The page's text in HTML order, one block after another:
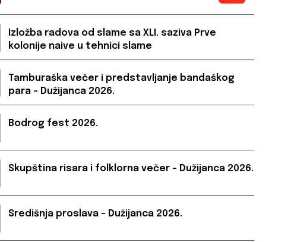
Izložba radova od slame sa XLI. saziva Prve
kolonije naive u tehnici slame
Tamburaška večer i predstavljanje bandaškog
para – Dužijanca 2026.
Bodrog fest 2026.
Skupština risara i folklorna večer – Dužijanca 2026.
Središnja proslava – Dužijanca 2026.